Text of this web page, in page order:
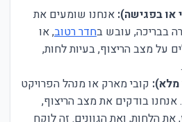
אנחנו שומעים את
בבריכה, עובש בחדר רטוב, או
על מצב הריצוף, בעיות לחות,
קובי מארק או מנהל הפרויקט
בודקים את מצב הריצוף,
את הלחות, ואת הגוונים. זה לוקח